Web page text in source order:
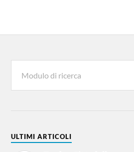
ULTIMI ARTICOLI